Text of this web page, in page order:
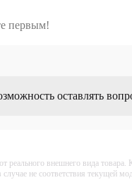
первым!
оставлять
реального внешнего вида
не соответствия текущей